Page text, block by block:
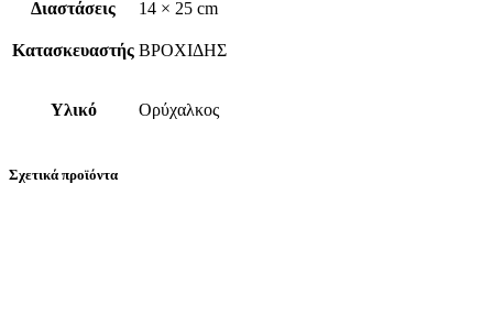
Διαστάσεις
14 × 25 cm
Κατασκευαστής ΒΡΟΧΙΔΗΣ
Υλικό Ορύχαλκος
Σχετικά προϊόντα